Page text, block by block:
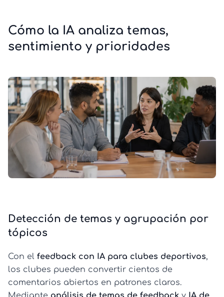
Cómo la IA analiza temas,
sentimiento y prioridades
Detección de temas y agrupación por
tópicos
Con el feedback con IA para clubes deportivos,
los clubes pueden convertir cientos de
comentarios abiertos en patrones claros.